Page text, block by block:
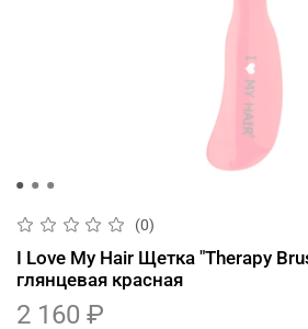
(0)
I Love My Hair Щетка "Therapy
глянцевая красная
2 160 ₽